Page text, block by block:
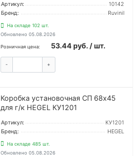
Артикул:
10142
Бренд:
Ruvinil
На складе 102 шт.
Обновлено 05.08.2026
Розничная цена: 53.44 руб. / шт.
- +
Коробка установочная СП 68х45
для г/к HEGEL КУ1201
Артикул:
КУ1201
Бренд:
HEGEL
На складе 485 шт.
Обновлено 05.08.2026